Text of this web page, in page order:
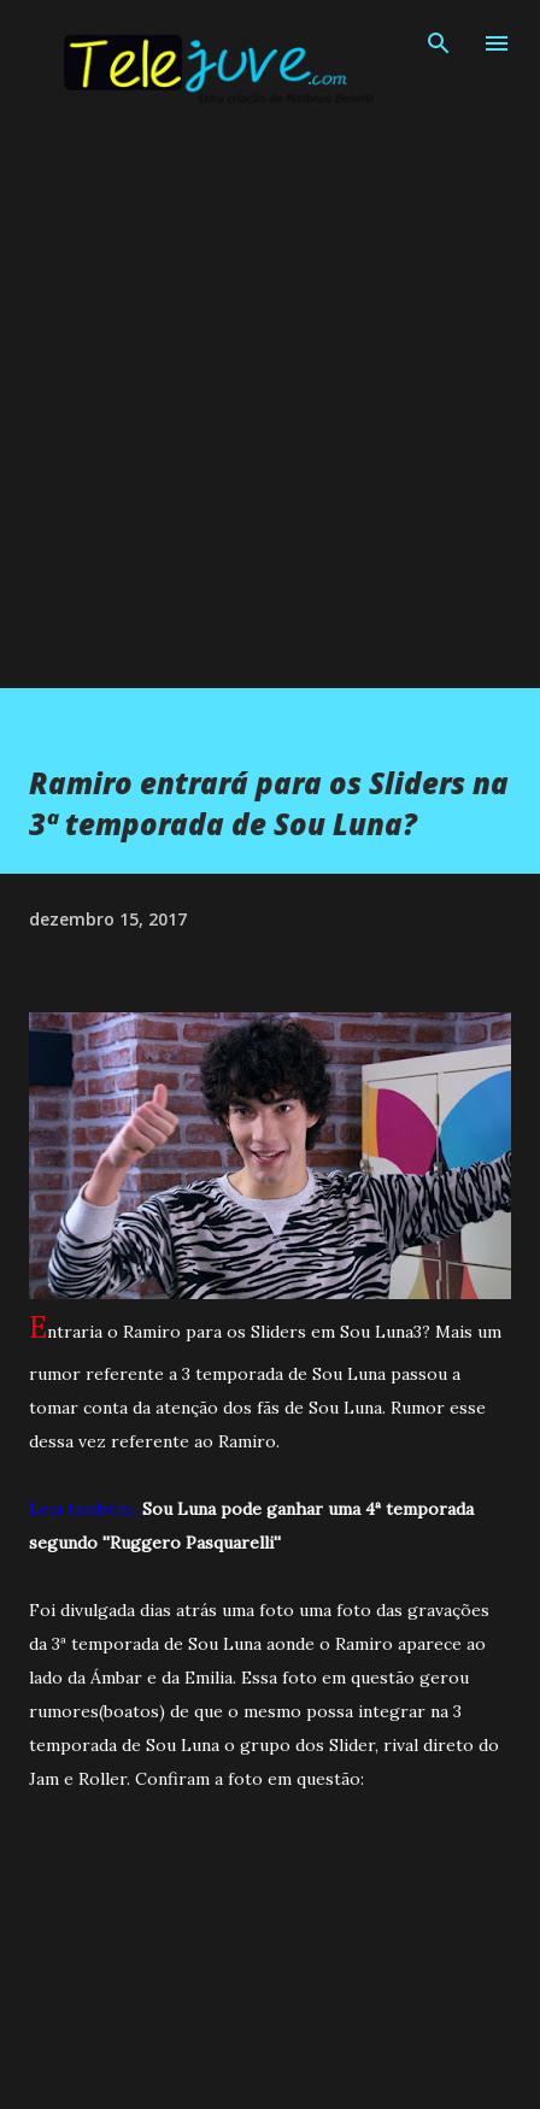
Ramiro entrará para os Sliders na
3ª temporada de Sou Luna?
dezembro 15, 2017
Entraria o Ramiro para os Sliders em Sou Luna3? Mais um
rumor referente a 3 temporada de Sou Luna passou a
tomar conta da atenção dos fãs de Sou Luna. Rumor esse
dessa vez referente ao Ramiro.
Leia também...Sou Luna pode ganhar uma 4ª temporada
segundo ''Ruggero Pasquarelli''
Foi divulgada dias atrás uma foto uma foto das gravações
da 3ª temporada de Sou Luna aonde o Ramiro aparece ao
lado da Ámbar e da Emilia. Essa foto em questão gerou
rumores(boatos) de que o mesmo possa integrar na 3
temporada de Sou Luna o grupo dos Slider, rival direto do
Jam e Roller. Confiram a foto em questão: